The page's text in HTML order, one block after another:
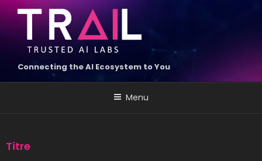
Connecting the AI Ecosystem to You
Menu
Titre